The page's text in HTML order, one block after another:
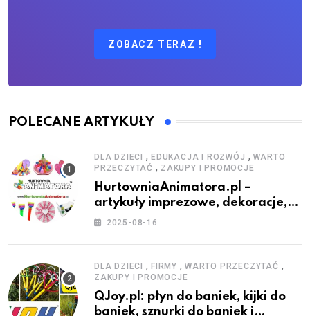
ZOBACZ TERAZ !
POLECANE ARTYKUŁY
DLA DZIECI , EDUKACJA I ROZWÓJ , WARTO
PRZECZYTAĆ , ZAKUPY I PROMOCJE
HurtowniaAnimatora.pl –
artykuły imprezowe, dekoracje,
stroje i akcesoria dla animatorów
2025-08-16
DLA DZIECI , FIRMY , WARTO PRZECZYTAĆ ,
ZAKUPY I PROMOCJE
QJoy.pl: płyn do baniek, kijki do
baniek, sznurki do baniek i